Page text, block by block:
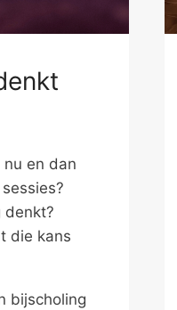
en dan
denkt?
die kans
bijscholing